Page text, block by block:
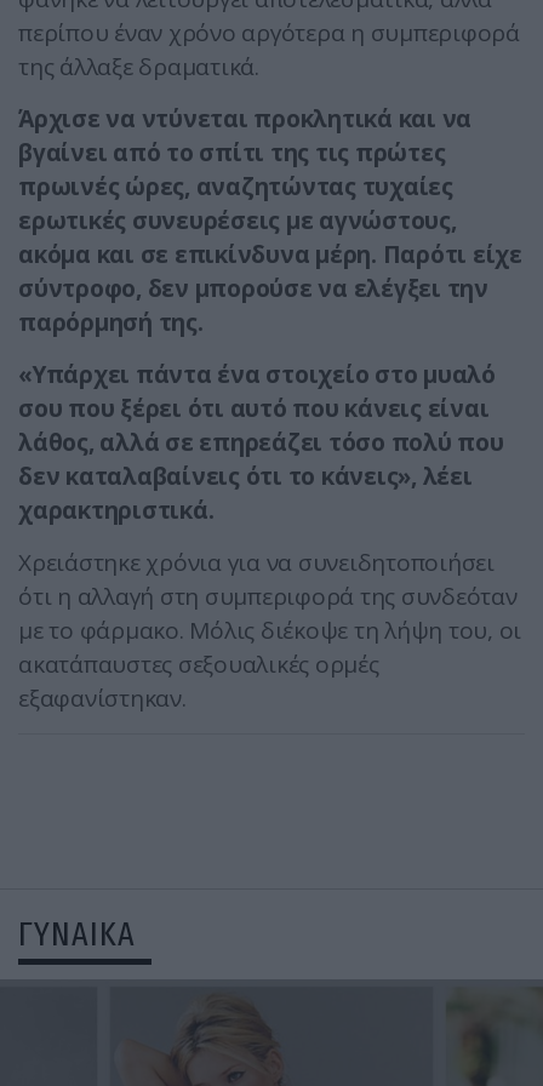
περίπου έναν χρόνο αργότερα η συμπεριφορά
της άλλαξε δραματικά.
Άρχισε να ντύνεται προκλητικά και να
βγαίνει από το σπίτι της τις πρώτες
πρωινές ώρες, αναζητώντας τυχαίες
ερωτικές συνευρέσεις με αγνώστους,
ακόμα και σε επικίνδυνα μέρη. Παρότι είχε
σύντροφο, δεν μπορούσε να ελέγξει την
παρόρμησή της.
«Υπάρχει πάντα ένα στοιχείο στο μυαλό
σου που ξέρει ότι αυτό που κάνεις είναι
λάθος, αλλά σε επηρεάζει τόσο πολύ που
δεν καταλαβαίνεις ότι το κάνεις», λέει
χαρακτηριστικά.
Χρειάστηκε χρόνια για να συνειδητοποιήσει
ότι η αλλαγή στη συμπεριφορά της συνδεόταν
με το φάρμακο. Μόλις διέκοψε τη λήψη του, οι
ακατάπαυστες σεξουαλικές ορμές
εξαφανίστηκαν.
ΓΥΝΑΙΚΑ